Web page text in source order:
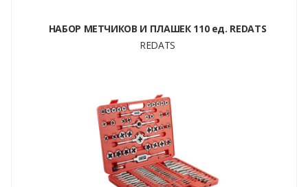
НАБОР МЕТЧИКОВ И ПЛАШЕК 110 ед. REDATS
REDATS